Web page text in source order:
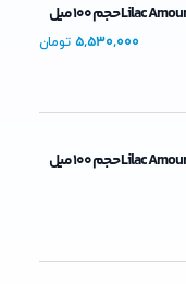
5,530,000 تومان
ادکلن زنانه اسپرینگ لیلیز مدل Lilac Amour حجم 100 میل